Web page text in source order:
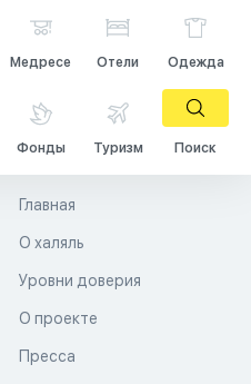
Медресе Отели Одежда
Фонды Туризм Поиск
Главная
О халяль
Уровни доверия
О проекте
Пресса